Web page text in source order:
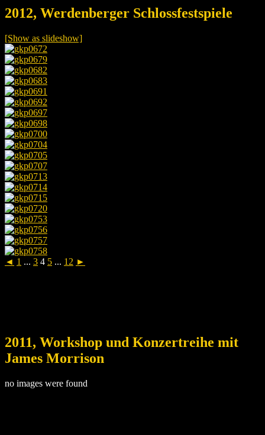
2012, Werdenberger Schlossfestspiele
[Show as slideshow]
◄ 1 ... 3 4 5 ... 12 ►
2011, Workshop und Konzertreihe mit
James Morrison
no images were found